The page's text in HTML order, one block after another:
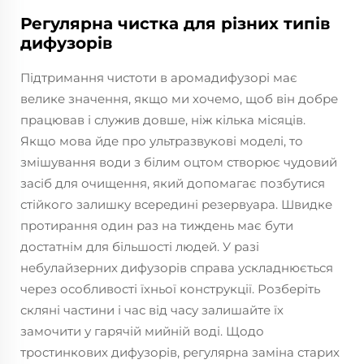
Регулярна чистка для різних типів
дифузорів
Підтримання чистоти в аромадифузорі має
велике значення, якщо ми хочемо, щоб він добре
працював і служив довше, ніж кілька місяців.
Якщо мова йде про ультразвукові моделі, то
змішування води з білим оцтом створює чудовий
засіб для очищення, який допомагає позбутися
стійкого залишку всередині резервуара. Швидке
протирання один раз на тиждень має бути
достатнім для більшості людей. У разі
небулайзерних дифузорів справа ускладнюється
через особливості їхньої конструкції. Розберіть
скляні частини і час від часу залишайте їх
замочити у гарячій мийній воді. Щодо
тростинкових дифузорів, регулярна заміна старих